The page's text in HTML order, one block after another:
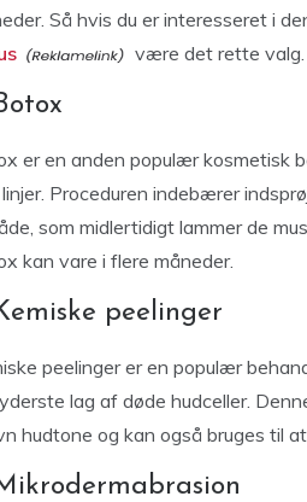
Så hvis du er interesseret i
være det rette valg.
er en anden populær kosmetisk
Proceduren indebærer
som midlertidigt lammer de
kan vare i flere måneder.
peelinger
peelinger er en populær
lag af døde hudceller.
hudtone og kan også bruges til